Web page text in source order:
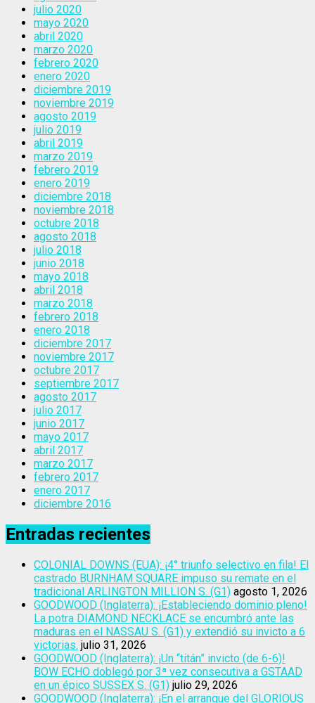
julio 2020
mayo 2020
abril 2020
marzo 2020
febrero 2020
enero 2020
diciembre 2019
noviembre 2019
agosto 2019
julio 2019
abril 2019
marzo 2019
febrero 2019
enero 2019
diciembre 2018
noviembre 2018
octubre 2018
agosto 2018
julio 2018
junio 2018
mayo 2018
abril 2018
marzo 2018
febrero 2018
enero 2018
diciembre 2017
noviembre 2017
octubre 2017
septiembre 2017
agosto 2017
julio 2017
junio 2017
mayo 2017
abril 2017
marzo 2017
febrero 2017
enero 2017
diciembre 2016
Entradas recientes
COLONIAL DOWNS (EUA): ¡4° triunfo selectivo en fila! El
castrado BURNHAM SQUARE impuso su remate en el
tradicional ARLINGTON MILLION S. (G1) agosto 1, 2026
GOODWOOD (Inglaterra): ¡Estableciendo dominio pleno!
La potra DIAMOND NECKLACE se encumbró ante las
maduras en el NASSAU S. (G1) y extendió su invicto a 6
victorias. julio 31, 2026
GOODWOOD (Inglaterra): ¡Un “titán” invicto (de 6-6)!
BOW ECHO doblegó por 3ª vez consecutiva a GSTAAD
en un épico SUSSEX S. (G1) julio 29, 2026
GOODWOOD (Inglaterra): ¡En el arranque del GLORIOUS